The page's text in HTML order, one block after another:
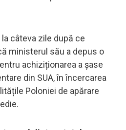
câteva zile după ce
ministerul său a depus o
achiziționarea a șase
din SUA, în încercarea
Poloniei de apărare